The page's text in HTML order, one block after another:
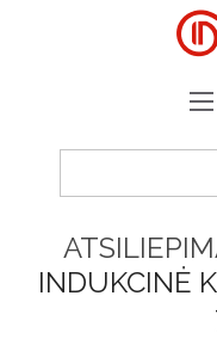
PATIKUSIOS PREKĖS
INDUKCINĖ